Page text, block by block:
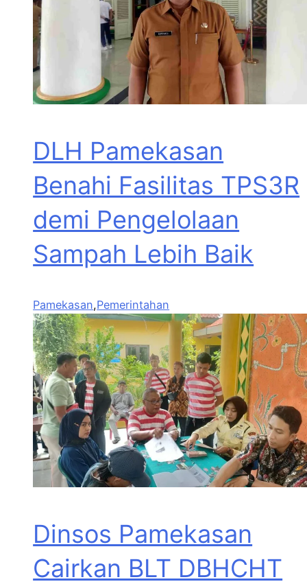
DLH Pamekasan
Benahi Fasilitas TPS3R
demi Pengelolaan
Sampah Lebih Baik
Pamekasan,Pemerintahan
Dinsos Pamekasan
Cairkan BLT DBHCHT